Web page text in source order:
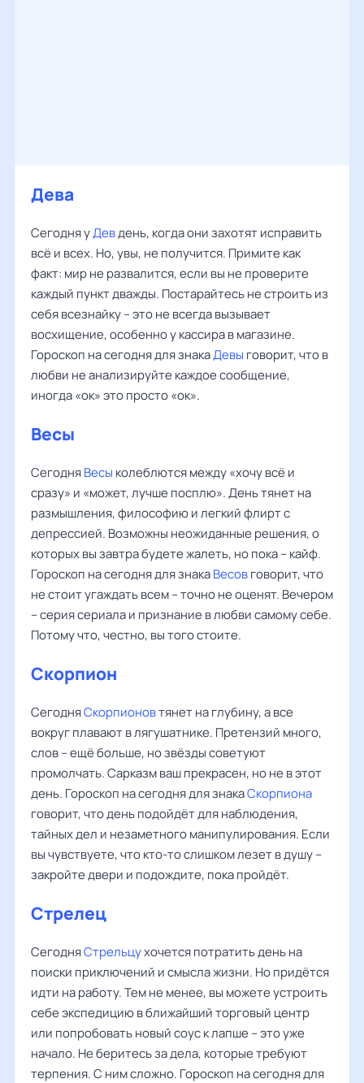
Дева
Сегодня уДевдень, когда они захотят исправить
всё и всех. Но, увы, не получится. Примите как
факт: мир не развалится, если вы не проверите
каждый пункт дважды. Постарайтесь не строить из
себя всезнайку – это не всегда вызывает
восхищение, особенно у кассира в магазине.
Гороскоп на сегодня для знакаДевы говорит, что в
любви не анализируйте каждое сообщение,
иногда «ок» это просто «ок».
Весы
СегодняВесы колеблются между «хочу всё и
сразу» и «может, лучше посплю». День тянет на
размышления, философию и легкий флирт с
депрессией. Возможны неожиданные решения, о
которых вы завтра будете жалеть, но пока – кайф.
Гороскоп на сегодня для знакаВесовговорит, что
не стоит угаждать всем – точно не оценят. Вечером
– серия сериала и признание в любви самому себе.
Потому что, честно, вы того стоите.
Скорпион
СегодняСкорпионовтянет на глубину, а все
вокруг плавают в лягушатнике. Претензий много,
слов – ещё больше, но звёзды советуют
промолчать. Сарказм ваш прекрасен, но не в этот
день. Гороскоп на сегодня для знакаСкорпиона
говорит, что день подойдёт для наблюдения,
тайных дел и незаметного манипулирования. Если
вы чувствуете, что кто-то слишком лезет в душу –
закройте двери и подождите, пока пройдёт.
Стрелец
СегодняСтрельцухочется потратить день на
поиски приключений и смысла жизни. Но придётся
идти на работу. Тем не менее, вы можете устроить
себе экспедицию в ближайший торговый центр
или попробовать новый соус к лапше – это уже
начало. Не беритесь за дела, которые требуют
терпения. С ним сложно. Гороскоп на сегодня для